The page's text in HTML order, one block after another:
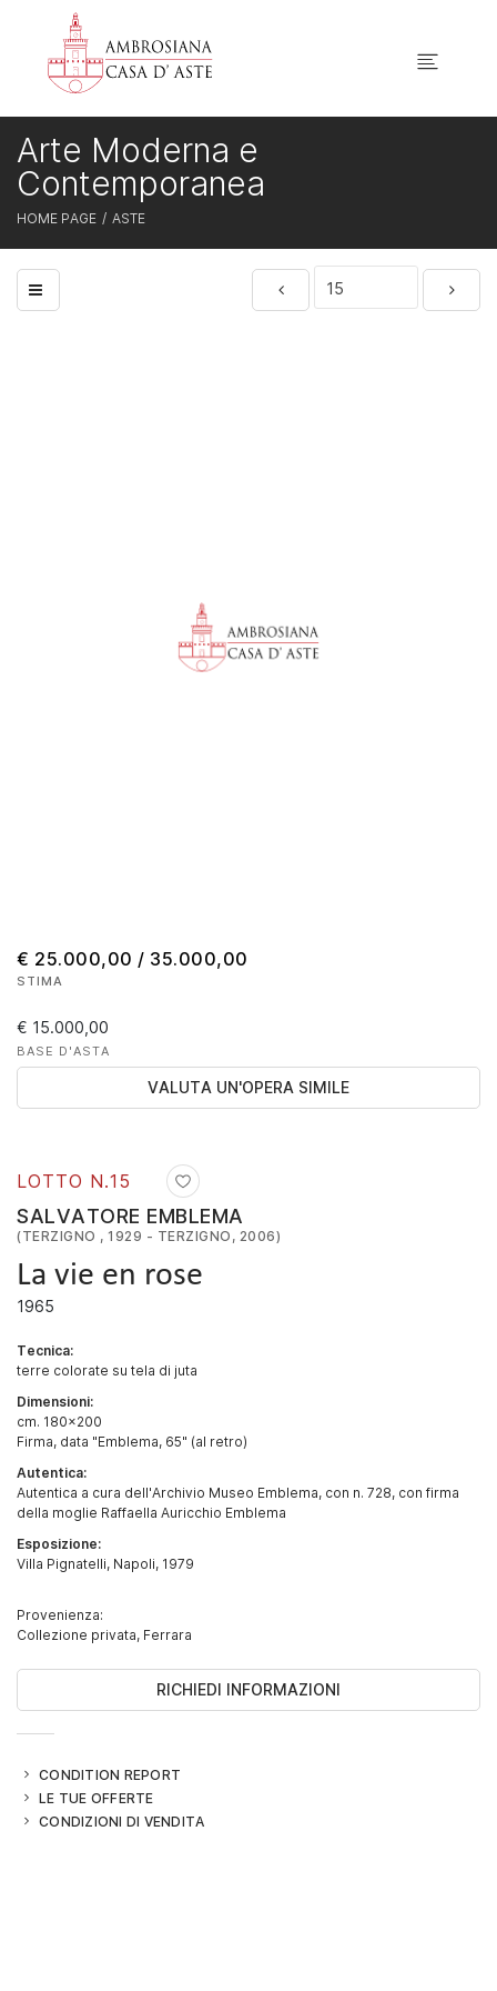
HOME PAGE ASTE
Arte Moderna e
Contemporanea
LOTTO N.15
SALVATORE EMBLEMA
(TERZIGNO , 1929 - TERZIGNO, 2006)
La vie en rose
1965
Tecnica:
terre colorate su tela di juta
Dimensioni:
cm. 180x200
Firma, data "Emblema, 65" (al retro)
Autentica:
Autentica a cura dell'Archivio Museo Emblema, con n. 728, con firma
della moglie Raffaella Auricchio Emblema
Esposizione:
Villa Pignatelli, Napoli, 1979
Provenienza:
Collezione privata, Ferrara
RICHIEDI INFORMAZIONI
CONDITION REPORT
LE TUE OFFERTE
CONDIZIONI DI VENDITA
€ 25.000,00 / 35.000,00
STIMA
€ 15.000,00
BASE D'ASTA
VALUTA UN'OPERA SIMILE